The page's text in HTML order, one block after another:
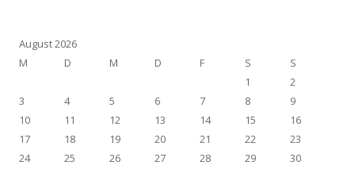
August 2026
M
D M D F S
S
1
2
3
4 5 6 7 8
9
10
11 12 13 14 15
16
17
18 19 20 21 22
23
24
25 26 27 28 29
30